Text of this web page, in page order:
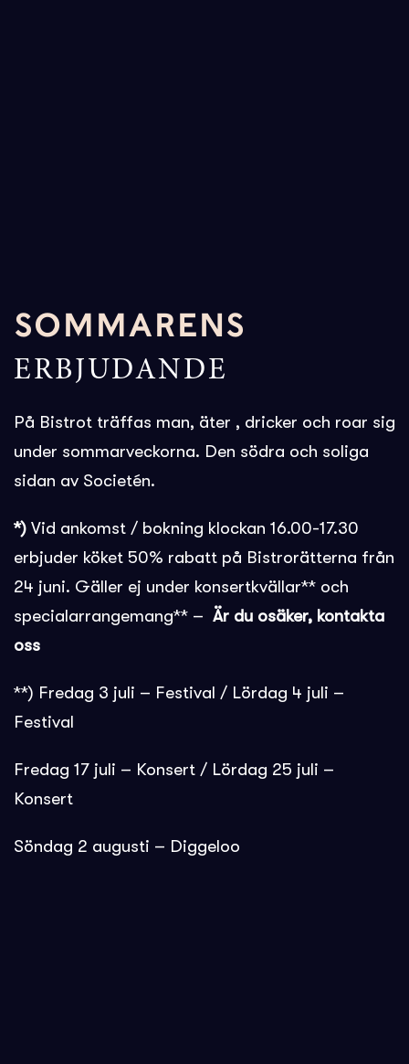
SOMMARENS
ERBJUDANDE
På Bistrot träffas man, äter , dricker och roar sig
under sommarveckorna. Den södra och soliga
sidan av Societén.
*) Vid ankomst / bokning klockan 16.00-17.30
erbjuder köket 50% rabatt på Bistrorätterna från
24 juni. Gäller ej under konsertkvällar** och
specialarrangemang** – Är du osäker, kontakta
oss
**) Fredag 3 juli – Festival / Lördag 4 juli –
Festival
Fredag 17 juli – Konsert / Lördag 25 juli –
Konsert
Söndag 2 augusti – Diggeloo